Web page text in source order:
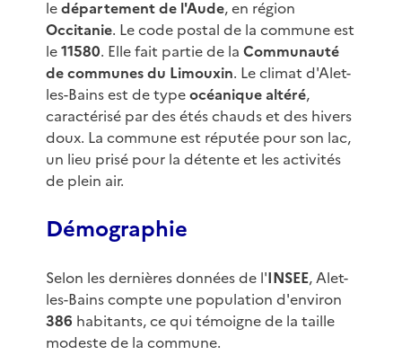
ledépartement de l'Aude, en région
Occitanie. Le code postal de la commune est
le11580. Elle fait partie de la Communauté
de communes du Limouxin. Le climat d'Alet-
les-Bains est de typeocéanique altéré,
caractérisé par des étés chauds et des hivers
doux. La commune est réputée pour son lac,
un lieu prisé pour la détente et les activités
de plein air.
Démographie
Selon les dernières données de l'INSEE, Alet-
les-Bains compte une population d'environ
386 habitants, ce qui témoigne de la taille
modeste de la commune.